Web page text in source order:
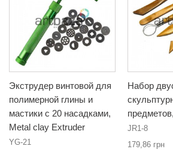
Экструдер винтовой для
полимерной глины и
мастики с 20 насадками,
Metal clay Extruder
YG-21
Набор
JR1-8
179,86 грн